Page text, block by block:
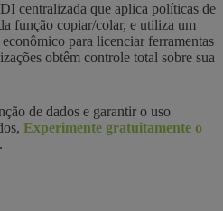
centralizada que aplica políticas de
função copiar/colar, e utiliza um
para licenciar ferramentas
obtêm controle total sobre sua
de dados e garantir o uso
Experimente gratuitamente o